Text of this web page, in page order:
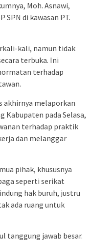
Moh. Asnawi,
SPN di kawasan PT.
kali, namun tidak
terbuka. Ini
terhadap
akhirnya melaporkan
Kabupaten pada Selasa,
terhadap praktik
dan melanggar
pihak, khususnya
seperti serikat
hak buruh, justru
ada ruang untuk
tanggung jawab besar.